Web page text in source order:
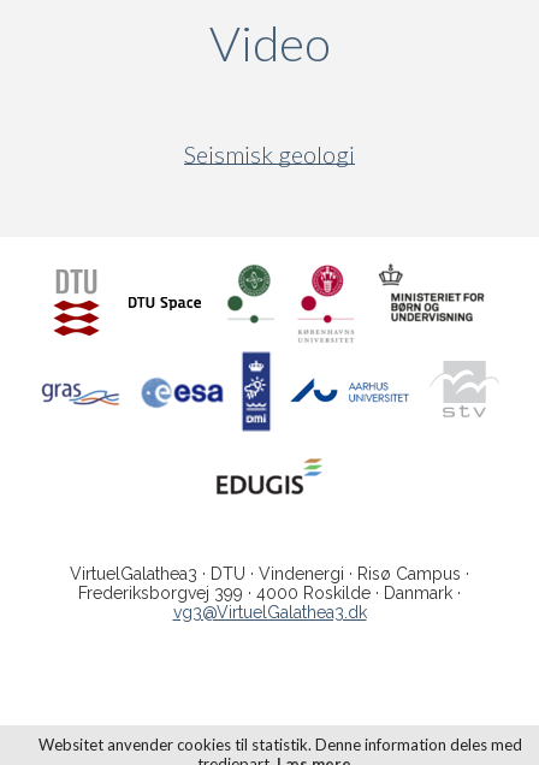
Websitet anvender cookies til statistik. Denne information deles med
Video
Seismisk geologi
VirtuelGalathea3 · DTU · Vindenergi · Risø Campus ·
Frederiksborgvej 399 · 4000 Roskilde · Danmark ·
vg3@VirtuelGalathea3.dk